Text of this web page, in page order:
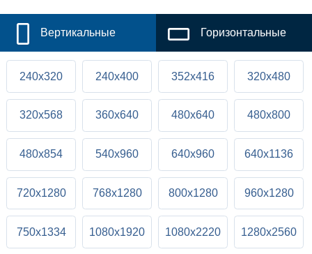
Вертикальные Горизонтальные
240x320 240x400 352x416 320x480
320x568 360x640 480x640 480x800
480x854 540x960 640x960 640x1136
720x1280 768x1280 800x1280 960x1280
750x1334 1080x1920 1080x2220 1280x2560